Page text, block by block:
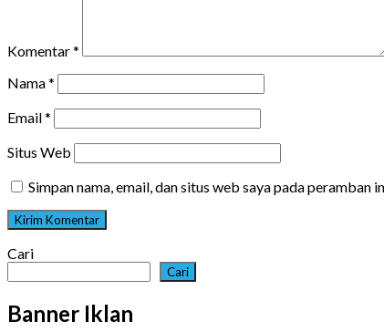
Komentar*
Nama*
Email*
Situs Web
Simpan nama, email, dan situs web saya pada
Cari
Cari
Banner Iklan